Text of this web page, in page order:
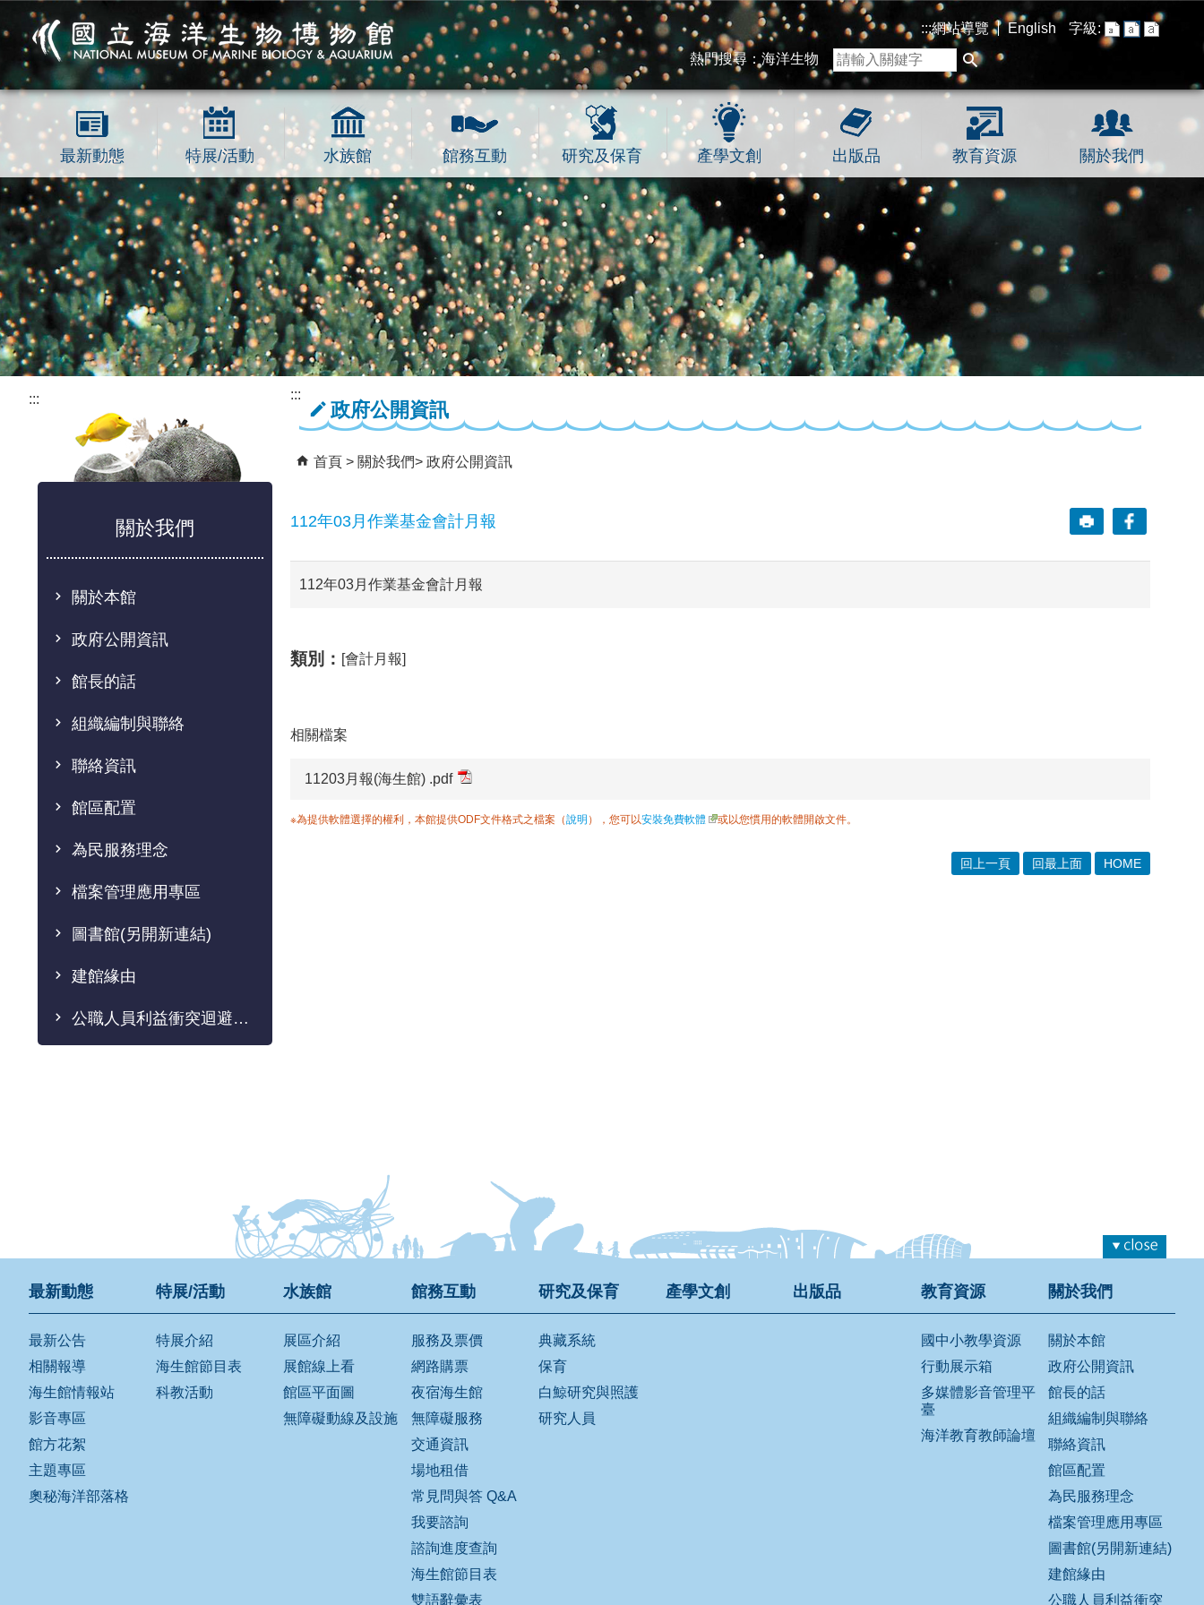
跳到主要內容區塊 :::網站導覽 English
字級:
熱門搜尋： 海洋生物
最新動態 特展/活動 水族館 館務互動 研究及保育 產學文創 出版品 教育資源 關於我們
:::
關於我們
關於本館
政府公開資訊
館長的話
組織編制與聯絡
聯絡資訊
館區配置
為民服務理念
檔案管理應用專區
圖書館(另開新連結)
建館緣由
公職人員利益衝突迴避法專區
:::
政府公開資訊
首頁 關於我們 政府公開資訊
112年03月作業基金會計月報
112年03月作業基金會計月報
類別： [會計月報]
相關檔案
11203月報(海生館) .pdf
※為提供軟體選擇的權利，本館提供ODF文件格式之檔案（說明 ），您可以安裝免費軟體 或以您慣用的軟體開啟文件。
回上一頁 回最上面 HOME
最新動態
最新公告
相關報導
海生館情報站
影音專區
館方花絮
主題專區
奧秘海洋部落格
特展/活動
特展介紹
海生館節目表
科教活動
水族館
展區介紹
展館線上看
館區平面圖
無障礙動線及設施
館務互動
服務及票價
網路購票
夜宿海生館
無障礙服務
交通資訊
場地租借
常見問與答 Q&A
我要諮詢
諮詢進度查詢
海生館節目表
雙語辭彙表
研究及保育
典藏系統
保育
白鯨研究與照護
研究人員
產學文創 出版品 教育資源
國中小教學資源
行動展示箱
多媒體影音管理平
臺
海洋教育教師論壇
關於我們
關於本館
政府公開資訊
館長的話
組織編制與聯絡
聯絡資訊
館區配置
為民服務理念
檔案管理應用專區
圖書館(另開新連結)
建館緣由
公職人員利益衝突